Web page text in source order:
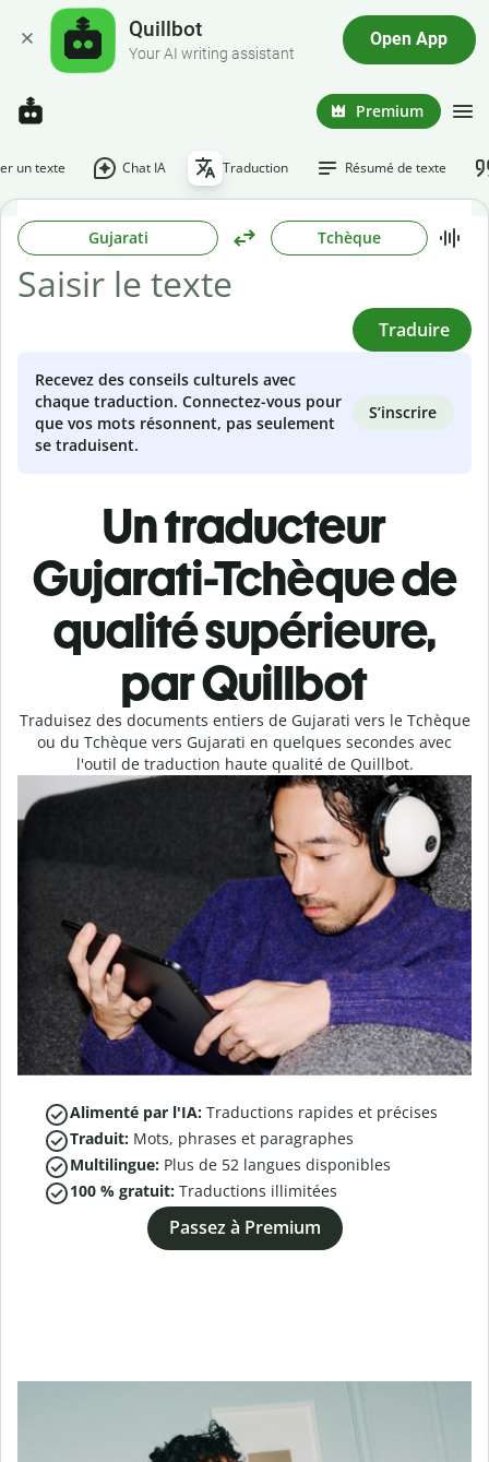
Quillbot
Your AI writing assistant
Open App
Premium
un texte Chat IA Traduction Résumé de texte
Gujarati Tchèque
Traduire
Recevez des conseils culturels avec
chaque traduction. Connectez-vous pour
que vos mots résonnent, pas seulement
se traduisent.
S’inscrire
Un traducteur
Gujarati-Tchèque de
qualité supérieure,
par Quillbot
Traduisez des documents entiers de Gujarati vers le Tchèque
ou du Tchèque vers Gujarati en quelques secondes avec
l'outil de traduction haute qualité de Quillbot.
Alimenté par l'IA: Traductions rapides et précises
Traduit: Mots, phrases et paragraphes
Multilingue: Plus de 52 langues disponibles
100 % gratuit: Traductions illimitées
Passez à Premium